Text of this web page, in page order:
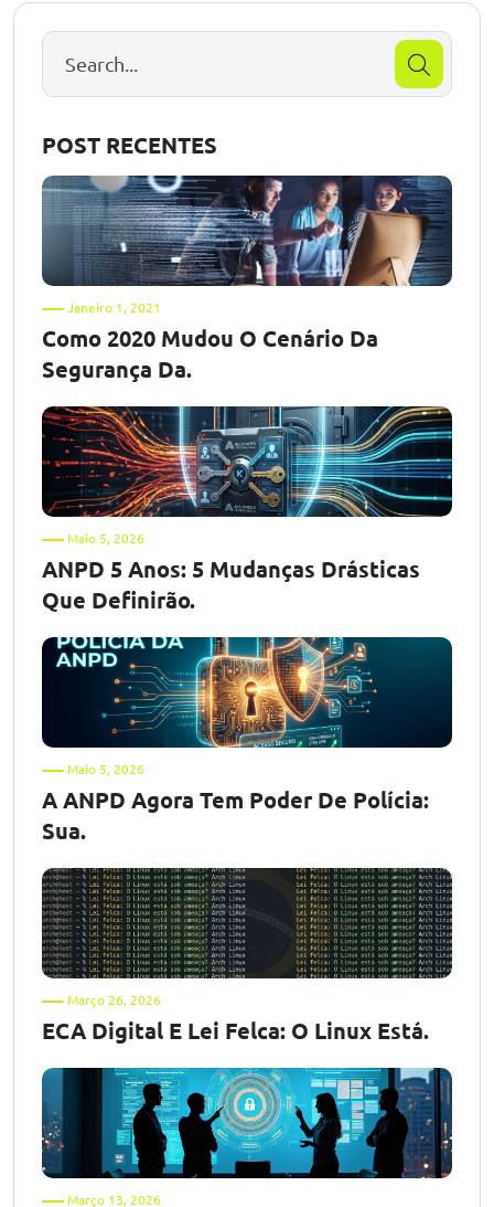
POST RECENTES
Janeiro 1, 2021
Como 2020 Mudou O Cenário Da
Segurança Da.
Maio 5, 2026
ANPD 5 Anos: 5 Mudanças Drásticas
Que Definirão.
Maio 5, 2026
A ANPD Agora Tem Poder De Polícia:
Sua.
Março 26, 2026
ECA Digital E Lei Felca: O Linux Está.
Março 13, 2026